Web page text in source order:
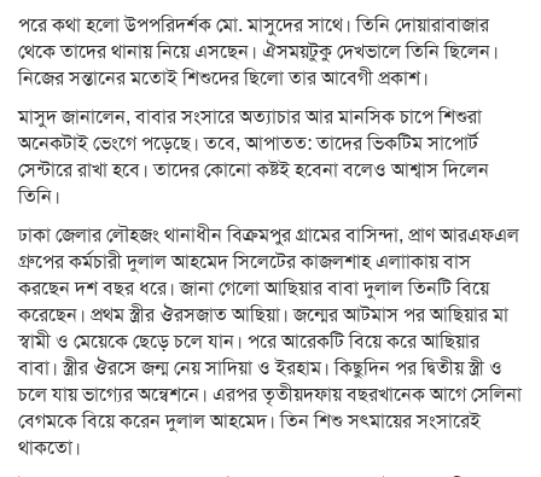
পরে কথা হলো উপপরিদর্শক মো. মাসুদের সাথে। তিনি দোয়ারাবাজার
থেকে তাদের থানায় নিয়ে এসছেন। ঐসময়টুকু দেখভালে তিনি ছিলেন।
নিজের সন্তানের মতোই শিশুদের ছিলো তার আবেগী প্রকাশ।
মাসুদ জানালেন, বাবার সংসারে অত্যাচার আর মানসিক চাপে শিশুরা
অনেকটাই ভেংগে পড়েছে। তবে, আপাতত: তাদের ভিকটিম সাপোর্ট
সেন্টারে রাখা হবে। তাদের কোনো কষ্টই হবেনা বলেও আশ্বাস দিলেন
তিনি।
ঢাকা জেলার লৌহজং থানাধীন বিক্রমপুর গ্রামের বাসিন্দা, প্রাণ আরএফএল
গ্রুপের কর্মচারী দুলাল আহমেদ সিলেটের কাজলশাহ এলাাকায় বাস
করছেন দশ বছর ধরে। জানা গেলো আছিয়ার বাবা দুলাল তিনটি বিয়ে
করেছেন। প্রথম স্ত্রীর ঔরসজাত আছিয়া। জন্মের আটমাস পর আছিয়ার মা
স্বামী ও মেয়েকে ছেড়ে চলে যান। পরে আরেকটি বিয়ে করে আছিয়ার
বাবা। স্ত্রীর ঔরসে জন্ম নেয় সাদিয়া ও ইরহাম। কিছুদিন পর দ্বিতীয় স্ত্রী ও
চলে যায় ভাগ্যের অন্বেশনে। এরপর তৃতীয়দফায় বছরখানেক আগে সেলিনা
বেগমকে বিয়ে করেন দুলাল আহমেদ। তিন শিশু সৎমায়ের সংসারেই
থাকতো।